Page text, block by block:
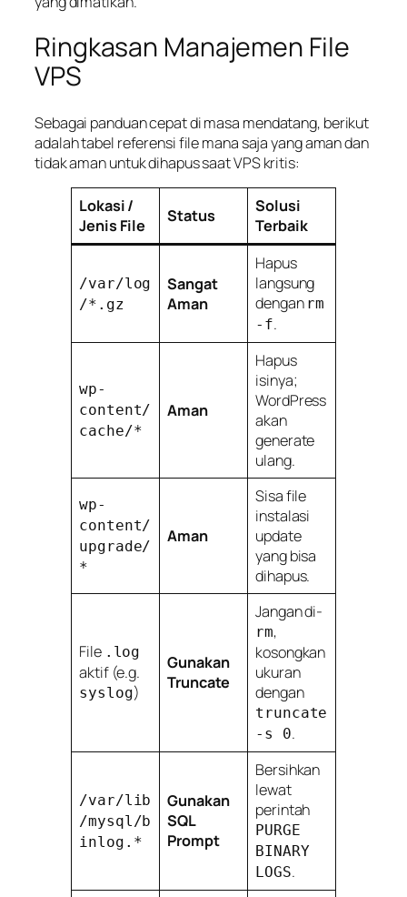
Ringkasan Manajemen File
VPS
Sebagai panduan cepat di masa mendatang, berikut
adalah tabel referensi file mana saja yang aman dan
tidak aman untuk dihapus saat VPS kritis:
Lokasi /
Jenis File
Status
Solusi
Terbaik
/var/log
/*.gz
Sangat
Aman
Hapus
langsung
dengan rm
-f.
wp-
content/
cache/*
Aman
Hapus
isinya;
WordPress
akan
generate
ulang.
wp-
content/
upgrade/
*
Aman
Sisa file
instalasi
update
yang bisa
dihapus.
File .log
aktif (e.g.
syslog)
Gunakan
Truncate
Jangan di-
rm,
kosongkan
ukuran
dengan
truncate
-s 0.
/var/lib
/mysql/b
inlog.*
Gunakan
SQL
Prompt
Bersihkan
lewat
perintah
PURGE
BINARY
LOGS.